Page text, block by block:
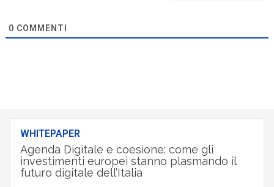
0 COMMENTI
WHITEPAPER
Agenda Digitale e coesione: come gli
investimenti europei stanno plasmando il
futuro digitale dell’Italia